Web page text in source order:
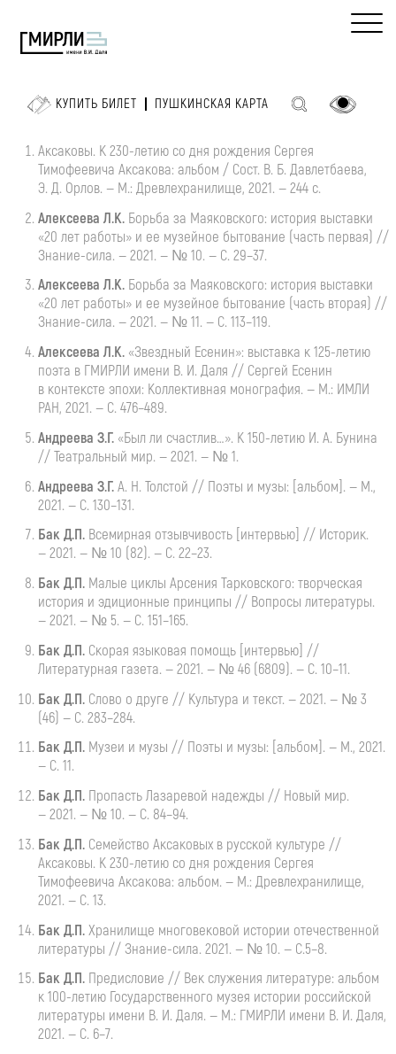
КУПИТЬ БИЛЕТ ПУШКИНСКАЯ КАРТА
Аксаковы. К230-летию со дня рождения Сергея
Тимофеевича Аксакова: альбом / Сост. В. Б. Давлетбаева,
Э. Д. Орлов. — М.: Древлехранилище, 2021. — 244 c.
Алексеева Л.К. Борьба за Маяковского: история выставки
«20 лет работы» и ее музейное бытование (часть первая) //
Знание-сила. — 2021. — № 10. — С. 29–37.
Алексеева Л.К. Борьба за Маяковского: история выставки
«20 лет работы» и ее музейное бытование (часть вторая) //
Знание-сила. — 2021. — № 11. — С. 113–119.
Алексеева Л.К. «Звездный Есенин»: выставка к125-летию
поэта в ГМИРЛИ имени В. И. Даля // Сергей Есенин
в контексте эпохи: Коллективная монография. — М.: ИМЛИ
РАН, 2021. — С. 476–489.
Андреева З.Г. «Был ли счастлив…». К150-летию И. А. Бунина
// Театральный мир. — 2021. — № 1.
Андреева З.Г.А. Н. Толстой // Поэты и музы: [альбом]. — М.,
2021. — С. 130–131.
БакД.П. Всемирная отзывчивость [интервью] // Историк.
— 2021. — № 10 (82). — С. 22–23.
БакД.П. Малые циклы Арсения Тарковского: творческая
история и эдиционные принципы // Вопросы литературы.
— 2021. — № 5. — С. 151–165.
БакД.П. Скорая языковая помощь [интервью] //
Литературная газета. — 2021. — № 46 (6809). — С. 10–11.
БакД.П. Слово о друге // Культура и текст. — 2021. — № 3
(46) — С. 283–284.
БакД.П. Музеи и музы // Поэты и музы: [альбом]. — М., 2021.
— С. 11.
БакД.П. ПропастьЛазаревой надежды // Новый мир.
— 2021. — № 10. — С. 84–94.
БакД.П. Семейство Аксаковых в русской культуре //
Аксаковы. К230-летию со дня рождения Сергея
Тимофеевича Аксакова: альбом. — М.: Древлехранилище,
2021. — С. 13.
БакД.П.Хранилище многовековой истории отечественной
литературы // Знание-сила. 2021. — № 10. — С.5–8.
БакД.П. Предисловие // Век служения литературе: альбом
к100-летию Государственного музея истории российской
литературы имени В. И. Даля. — М.: ГМИРЛИ имени В. И. Даля,
2021. — С. 6–7.